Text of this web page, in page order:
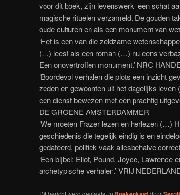
voor dit boek, zijn levenswerk, een schat
magische rituelen verzameld. De gouden
oude culturen en als een monument van
‘Het is een van die zeldzame
(…) leest als een roman (…) nu eens
Een onovertroffen monument.’ NRC
‘Boordevol verhalen die plots een inzicht
zeden en gewoonten uit het dagelijks
een dienst bewezen met een prachtig
DE GROENE AMSTERDAMMER
‘We moeten Frazer lezen en herlezen (…)
geschiedenis die tegelijk eindig is en
gedateerd, politiek vaak allesbehalve
‘Een bijbel: Eliot, Pound, Joyce, Lawrence
archetypische verhalen.’ VRIJ
Dit bericht werd geplaatst in door